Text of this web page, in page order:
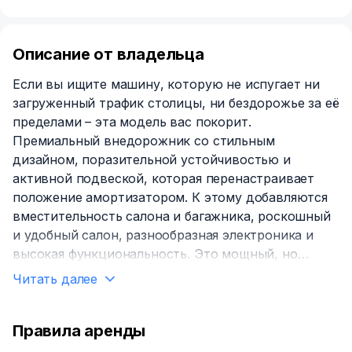
Описание от владельца
Если вы ищите машину, которую не испугает ни
загруженный трафик столицы, ни бездорожье за её
пределами – эта модель вас покорит.
Премиальный внедорожник со стильным
дизайном, поразительной устойчивостью и
активной подвеской, которая перенастраивает
положение амортизатором. К этому добавляются
вместительность салона и багажника, роскошный
и удобный салон, разнообразная электроника и
высокая функциональность. Это мощный, но
комфортный автомобиль. Аренда Mercedes-Benz
детский сад, но и на бизнес-встречи, переговоры
Читать далее
Правила аренды